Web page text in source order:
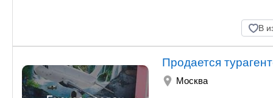
и
миру —
рентабельность. Ключевые
В
Продается
Москва